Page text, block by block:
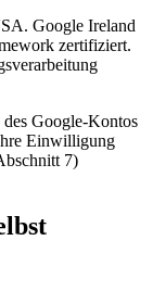
Google Ireland
zertifiziert.
des Google-Kontos
Einwilligung
7)